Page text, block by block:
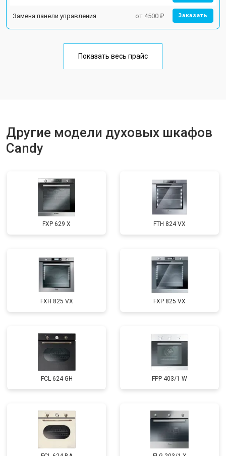
Замена панели управления от 4500 ₽ Заказать
Показать весь прайс
Другие модели духовых шкафов
Candy
FXP 629 X FTH 824 VX
FXH 825 VX FXP 825 VX
FCL 624 GH FPP 403/1 W